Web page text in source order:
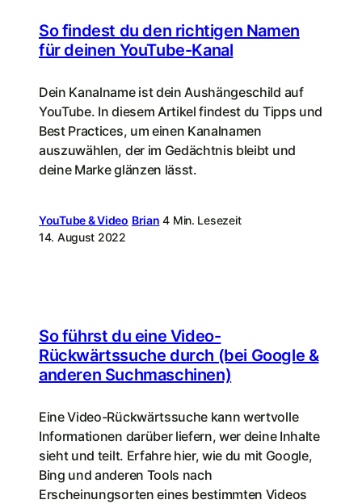
So findest du den richtigen Namen
für deinen YouTube-Kanal
Dein Kanalname ist dein Aushängeschild auf
YouTube. In diesem Artikel findest du Tipps und
Best Practices, um einen Kanalnamen
auszuwählen, der im Gedächtnis bleibt und
deine Marke glänzen lässt.
YouTube & Video Brian 4 Min. Lesezeit
14. August 2022
So führst du eine Video-
Rückwärtssuche durch (bei Google &
anderen Suchmaschinen)
Eine Video-Rückwärtssuche kann wertvolle
Informationen darüber liefern, wer deine Inhalte
sieht und teilt. Erfahre hier, wie du mit Google,
Bing und anderen Tools nach
Erscheinungsorten eines bestimmten Videos